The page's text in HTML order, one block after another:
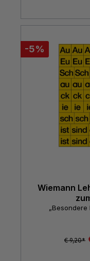
-5%
Wiemann
„Besondere
€ 9,20*